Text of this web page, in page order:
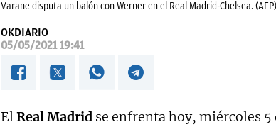
Varane disputa un balón con Werner en el Real Madrid-Chelsea. (AFP)
OKDIARIO
05/05/2021 19:41
ElReal Madrid se enfrenta hoy, miércoles 5